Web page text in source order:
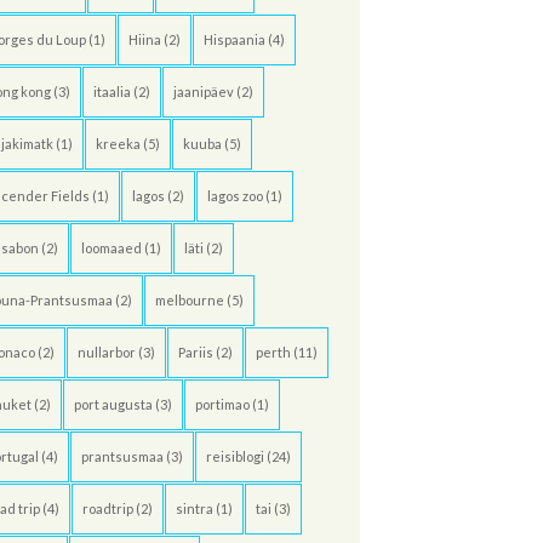
du Loup(1) Hiina (2) Hispaania (4)
kong(3) itaalia (2) jaanipäev(2)
(1) kreeka (5) kuuba (5)
Fields (1) lagos (2) lagos zoo(1)
(2) loomaaed (1) läti (2)
Prantsusmaa (2) melbourne (5)
(2) nullarbor(3) Pariis (2) perth (11)
(2) port augusta (3) portimao(1)
(4) prantsusmaa (3) reisiblogi (24)
trip(4) roadtrip(2) sintra (1) tai (3)